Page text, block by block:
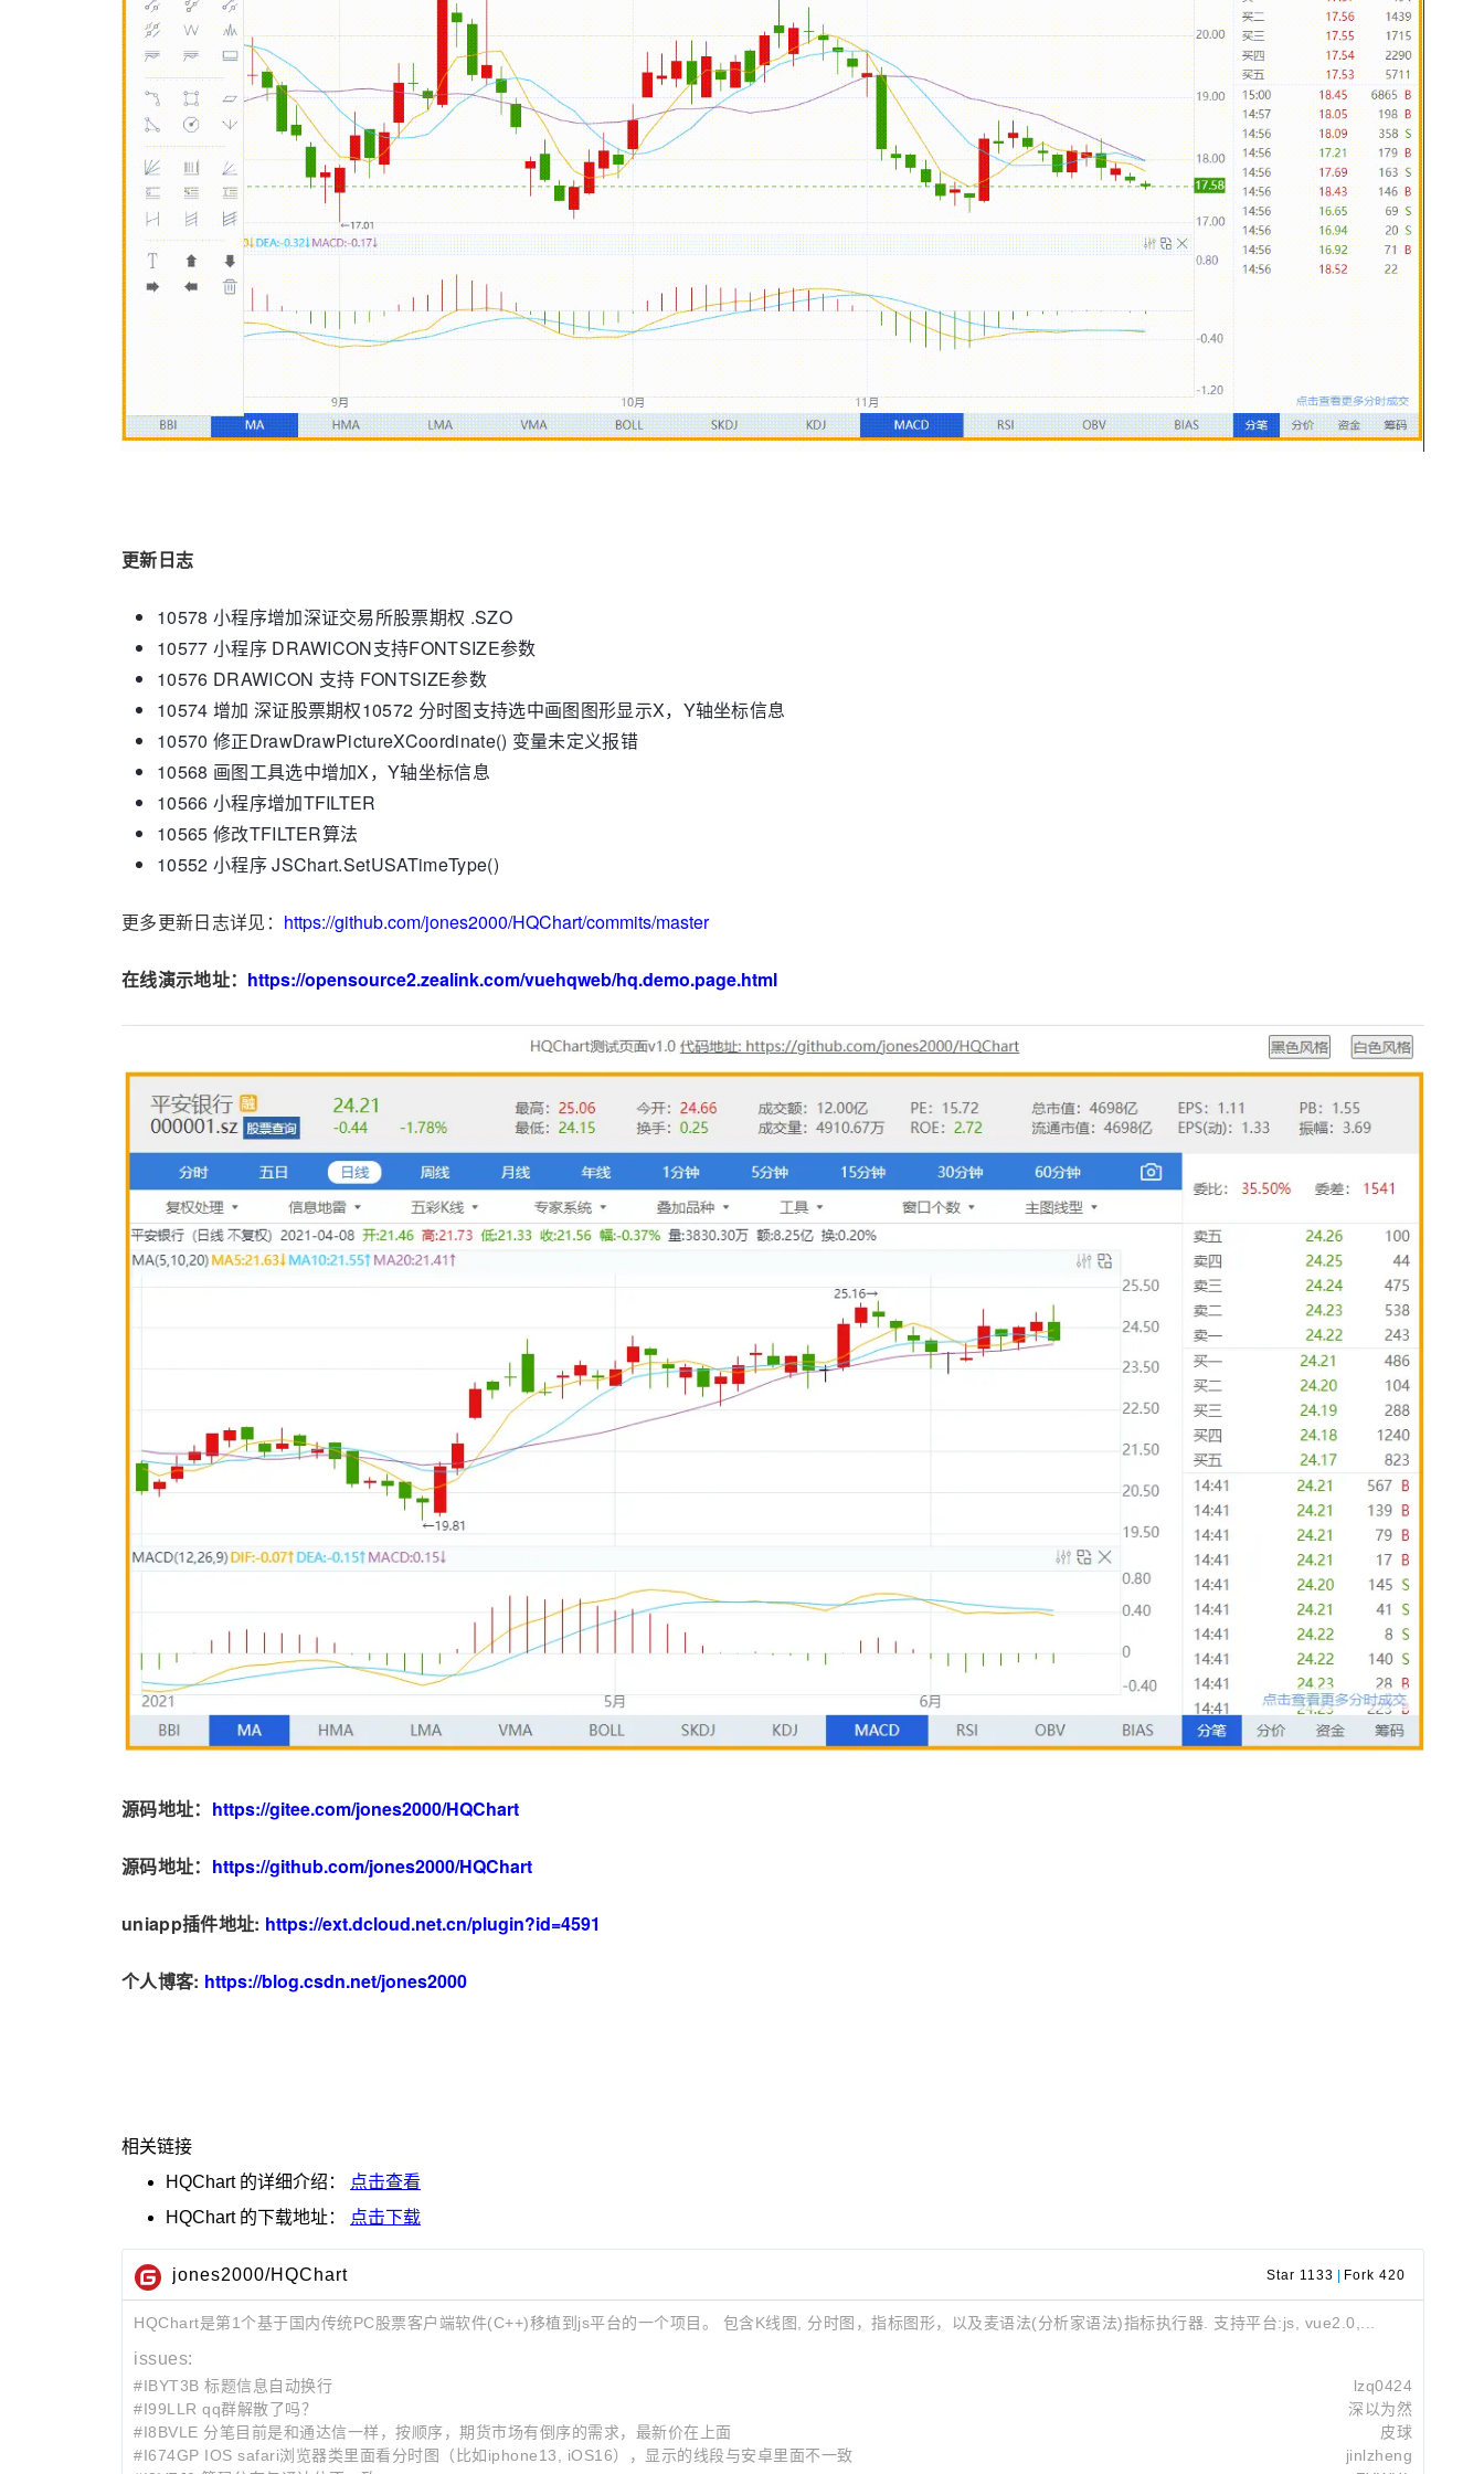
更新日志
10578 小程序增加深证交易所股票期权 .SZO
10577 小程序 DRAWICON支持FONTSIZE参数
10576 DRAWICON 支持 FONTSIZE参数
10574 增加 深证股票期权10572 分时图支持选中画图图形显示X，Y轴坐标信息
10570 修正DrawDrawPictureXCoordinate() 变量未定义报错
10568 画图工具选中增加X，Y轴坐标信息
10566 小程序增加TFILTER
10565 修改TFILTER算法
10552 小程序 JSChart.SetUSATimeType()
更多更新日志详见： https://github.com/jones2000/HQChart/commits/master
在线演示地址： https://opensource2.zealink.com/vuehqweb/hq.demo.page.html
源码地址： https://gitee.com/jones2000/HQChart
源码地址： https://github.com/jones2000/HQChart
uniapp插件地址: https://ext.dcloud.net.cn/plugin?id=4591
个人博客: https://blog.csdn.net/jones2000
相关链接
HQChart的详细介绍：
点击查看
HQChart的下载地址： 点击下载
jones2000/HQChart Star 1133 Fork 420
HQChart是第1个基于国内传统PC股票客户端软件(C++)移植到js平台的一个项目。 包含K线图, 分时图，指标图形，以及麦语法(分析家语法)指标执行器. 支持平台:js, vue2.0,...
issues:
#IBYT3B 标题信息自动换行
lzq0424
#I99LLR qq群解散了吗？
深以为然
#I8BVLE 分笔目前是和通达信一样，按顺序，期货市场有倒序的需求，最新价在上面
皮球
#I674GP IOS safari浏览器类里面看分时图（比如iphone13, iOS16），显示的线段与安卓里面不一致
jinlzheng